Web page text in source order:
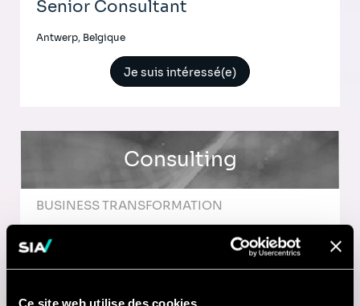
Ce site web utilise des cookies.
Senior Consultant
Antwerp, Belgique
Je suis intéressé(e)
Consulting
BUSINESS TRANSFORMATION
Senior Consultant in Operational
Excellence
Brussels, Belgique